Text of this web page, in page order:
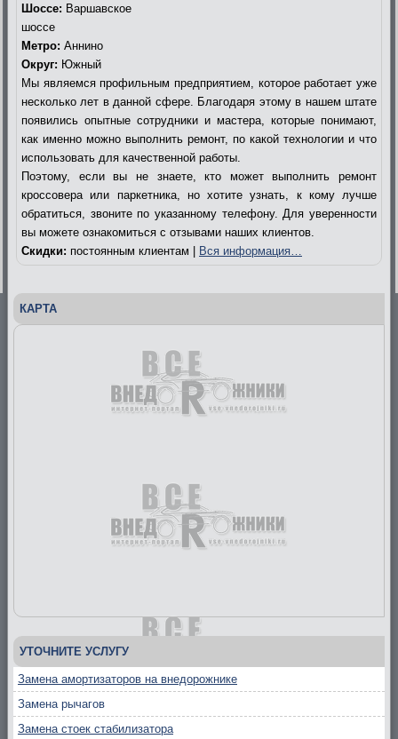
Шоссе: Варшавское
шоссе
Метро: Аннино
Округ: Южный
Мы являемся профильным предприятием, которое работает уже
несколько лет в данной сфере. Благодаря этому в нашем штате
появились опытные сотрудники и мастера, которые понимают,
как именно можно выполнить ремонт, по какой технологии и что
использовать для качественной работы.
Поэтому, если вы не знаете, кто может выполнить ремонт
кроссовера или паркетника, но хотите узнать, к кому лучше
обратиться, звоните по указанному телефону. Для уверенности
вы можете ознакомиться с отзывами наших клиентов.
Скидки: постоянным клиентам | Вся информация…
КАРТА
УТОЧНИТЕ УСЛУГУ
Замена амортизаторов на внедорожнике
Замена рычагов
Замена стоек стабилизатора